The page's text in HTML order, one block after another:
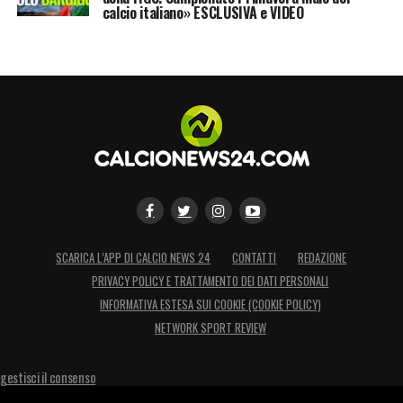
LA PLAYLIST DELLE NOSTRE TOP NEWS
calcio italiano» ESCLUSIVA e VIDEO
SCARICA L’APP DI CALCIO NEWS 24 CONTATTI
REDAZIONE
PRIVACY POLICY E TRATTAMENTO DEI DATI PERSONALI
INFORMATIVA ESTESA SUI COOKIE (COOKIE POLICY)
NETWORK SPORT REVIEW
gestisci il consenso